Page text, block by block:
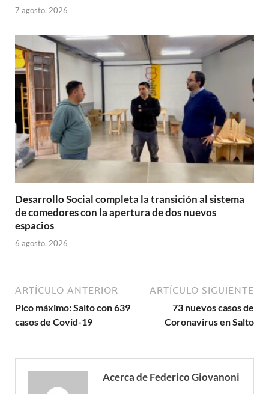
7 agosto, 2026
Desarrollo Social completa la transición al sistema
de comedores con la apertura de dos nuevos
espacios
6 agosto, 2026
ARTÍCULO ANTERIOR
Pico máximo: Salto con 639
casos de Covid-19
ARTÍCULO SIGUIENTE
73 nuevos casos de
Coronavirus en Salto
Acerca de Federico Giovanoni